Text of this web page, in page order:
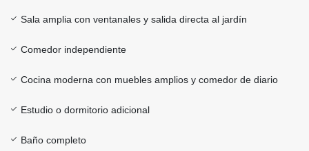
Sala amplia con ventanales y salida directa al jardín
Comedor independiente
Cocina moderna con muebles amplios y comedor de diario
Estudio o dormitorio adicional
Baño completo